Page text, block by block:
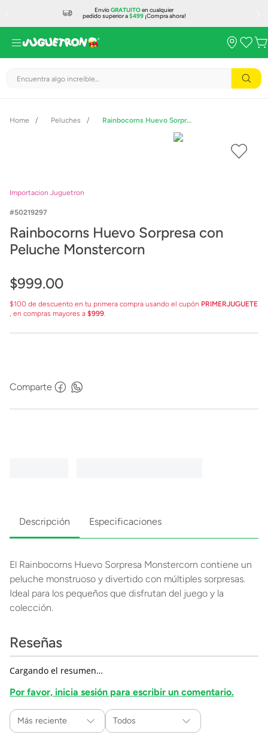
EnvíoGRATUITOen cualquier
pedido superior a$499¡Compra ahora!
Encuentra algo increíble...
Peluches Rainbocorns Huevo Sorpresa con Peluche Monstercorn
Importacion Juguetron
50219297
Rainbocorns Huevo Sorpresa con
Peluche Monstercorn
$999.00
$100 de descuento en tu primera compra usando el cupón PRIMERJUGUETE
, en compras mayores a $999.
Comparte
Descripción Especificaciones
El Rainbocorns Huevo Sorpresa Monstercorn contiene un
peluche monstruoso y divertido con múltiples sorpresas.
Ideal para los pequeños que disfrutan del juego y la
colección.
Reseñas
Cargando el resumen…
Por favor, inicia sesión para escribir un comentario.
Más reciente Todos